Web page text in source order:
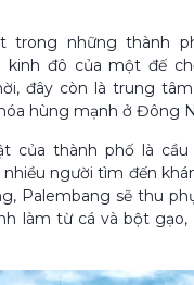
trong những thành
kinh đô của một đế
đây còn là trung
hùng mạnh ở Đông
của thành phố là cầu
người tìm đến
Palembang sẽ thu
làm từ cá và bột